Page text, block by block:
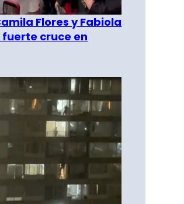
Flores y Fabiola
cruce en